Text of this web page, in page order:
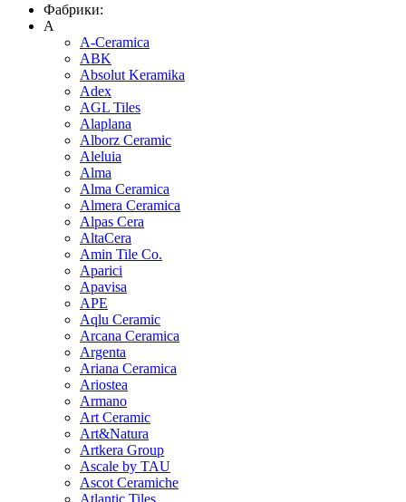
Фабрики:
A
A-Ceramica
ABK
Absolut Keramika
Adex
AGL Tiles
Alaplana
Alborz Ceramic
Aleluia
Alma
Alma Ceramica
Almera Ceramica
Alpas Cera
AltaCera
Amin Tile Co.
Aparici
Apavisa
APE
Aqlu Ceramic
Arcana Ceramica
Argenta
Ariana Ceramica
Ariostea
Armano
Art Ceramic
Art&Natura
Artkera Group
Ascale by TAU
Ascot Ceramiche
Atlantic Tiles